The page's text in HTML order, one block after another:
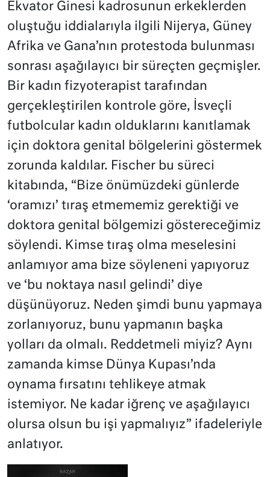
Ekvator Ginesi kadrosunun erkeklerden
oluştuğu iddialarıyla ilgili Nijerya, Güney
Afrika ve Gana’nın protestoda bulunması
sonrası aşağılayıcı bir süreçten geçmişler.
Bir kadın fizyoterapist tarafından
gerçekleştirilen kontrole göre, İsveçli
futbolcular kadın olduklarını kanıtlamak
için doktora genital bölgelerini göstermek
zorunda kaldılar. Fischer bu süreci
kitabında, “Bize önümüzdeki günlerde
‘oramızı’ tıraş etmememiz gerektiği ve
doktora genital bölgemizi göstereceğimiz
söylendi. Kimse tıraş olma meselesini
anlamıyor ama bize söyleneni yapıyoruz
ve ‘bu noktaya nasıl gelindi’ diye
düşünüyoruz. Neden şimdi bunu yapmaya
zorlanıyoruz, bunu yapmanın başka
yolları da olmalı. Reddetmeli miyiz? Aynı
zamanda kimse Dünya Kupası’nda
oynama fırsatını tehlikeye atmak
istemiyor. Ne kadar iğrenç ve aşağılayıcı
olursa olsun bu işi yapmalıyız” ifadeleriyle
anlatıyor.